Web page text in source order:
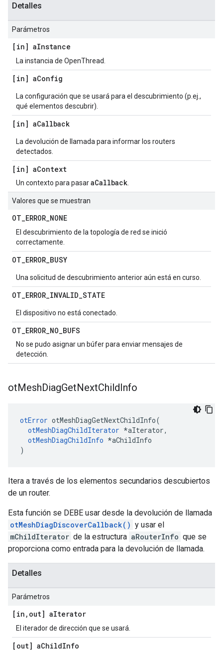
Detalles
Parámetros
[in] aInstance
La instancia de OpenThread.
[in] aConfig
La configuración que se usará para el descubrimiento (p.ej.,
qué elementos descubrir).
[in] aCallback
La devolución de llamada para informar los routers
detectados.
[in] aContext
Un contexto para pasaraCallback
Valores que se muestran
OT_ERROR_NONE
El descubrimiento de la topología de red se inició
correctamente.
OT_ERROR_BUSY
Una solicitud de descubrimiento anterior aún está en curso.
OT_ERROR_INVALID_STATE
El dispositivo no está conectado.
OT_ERROR_NO_BUFS
No se pudo asignar un búfer para enviar mensajes de
detección.
otMeshDiagGetNextChildInfo
otError otMeshDiagGetNextChildInfo(
otMeshDiagChildIterator *aIterator,
otMeshDiagChildInfo *aChildInfo
)
Itera a través de los elementos secundarios descubiertos
de un router.
Esta función se DEBE usar desde la devolución de llamada
otMeshDiagDiscoverCallback() y usar el
mChildIterator de la estructura aRouterInfo que se
proporciona como entrada para la devolución de llamada.
Detalles
Parámetros
[in , out] aIterator
El iterador de dirección que se usará.
[out] aChildInfo